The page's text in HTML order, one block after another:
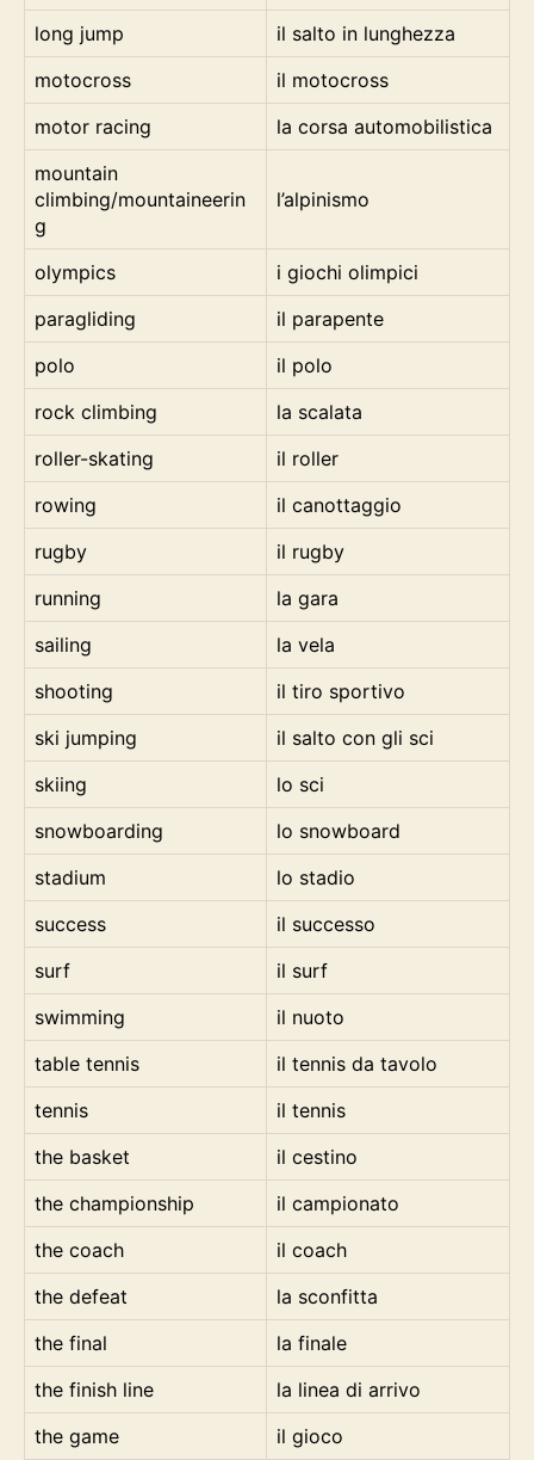
long jump
il salto in lunghezza
motocross
il motocross
motor racing
la corsa automobilistica
mountain
climbing/mountaineerin
g
l’alpinismo
olympics
i giochi olimpici
paragliding
il parapente
polo
il polo
rock climbing
la scalata
roller-skating
il roller
rowing
il canottaggio
rugby
il rugby
running
la gara
sailing
la vela
shooting
il tiro sportivo
ski jumping
il salto con gli sci
skiing
lo sci
snowboarding
lo snowboard
stadium
lo stadio
success
il successo
surf
il surf
swimming
il nuoto
table tennis
il tennis da tavolo
tennis
il tennis
the basket
il cestino
the championship
il campionato
the coach
il coach
the defeat
la sconfitta
the final
la finale
the finish line
la linea di arrivo
the game
il gioco